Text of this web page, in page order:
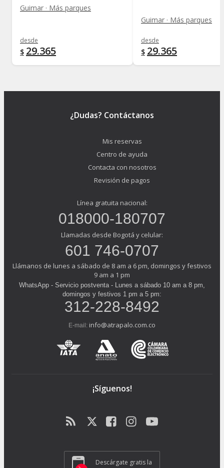
Guimar · Más parques
desde
$ 29.365
Guimar · Más parques
desde
$ 29.365
¿Dudas? Contáctanos
Mis reservas
Centro de ayuda
Contacta con nosotros
Revisión de pagos
Línea gratuita nacional:
018000-180707
Llamadas desde Bogotá y celular:
601 746-0707
Llámanos de lunes a sábado de 8 am a 6 pm, domingos y festivos
9 am a 1 pm
WhatsApp - Servicio postventa - Lunes a sábado 10 am a 8 pm,
domingos y festivos 1 pm a 5 pm:
312-228-8492
E-mail: info@atrapalo.com.co
¡Síguenos!
Descárgate gratis la